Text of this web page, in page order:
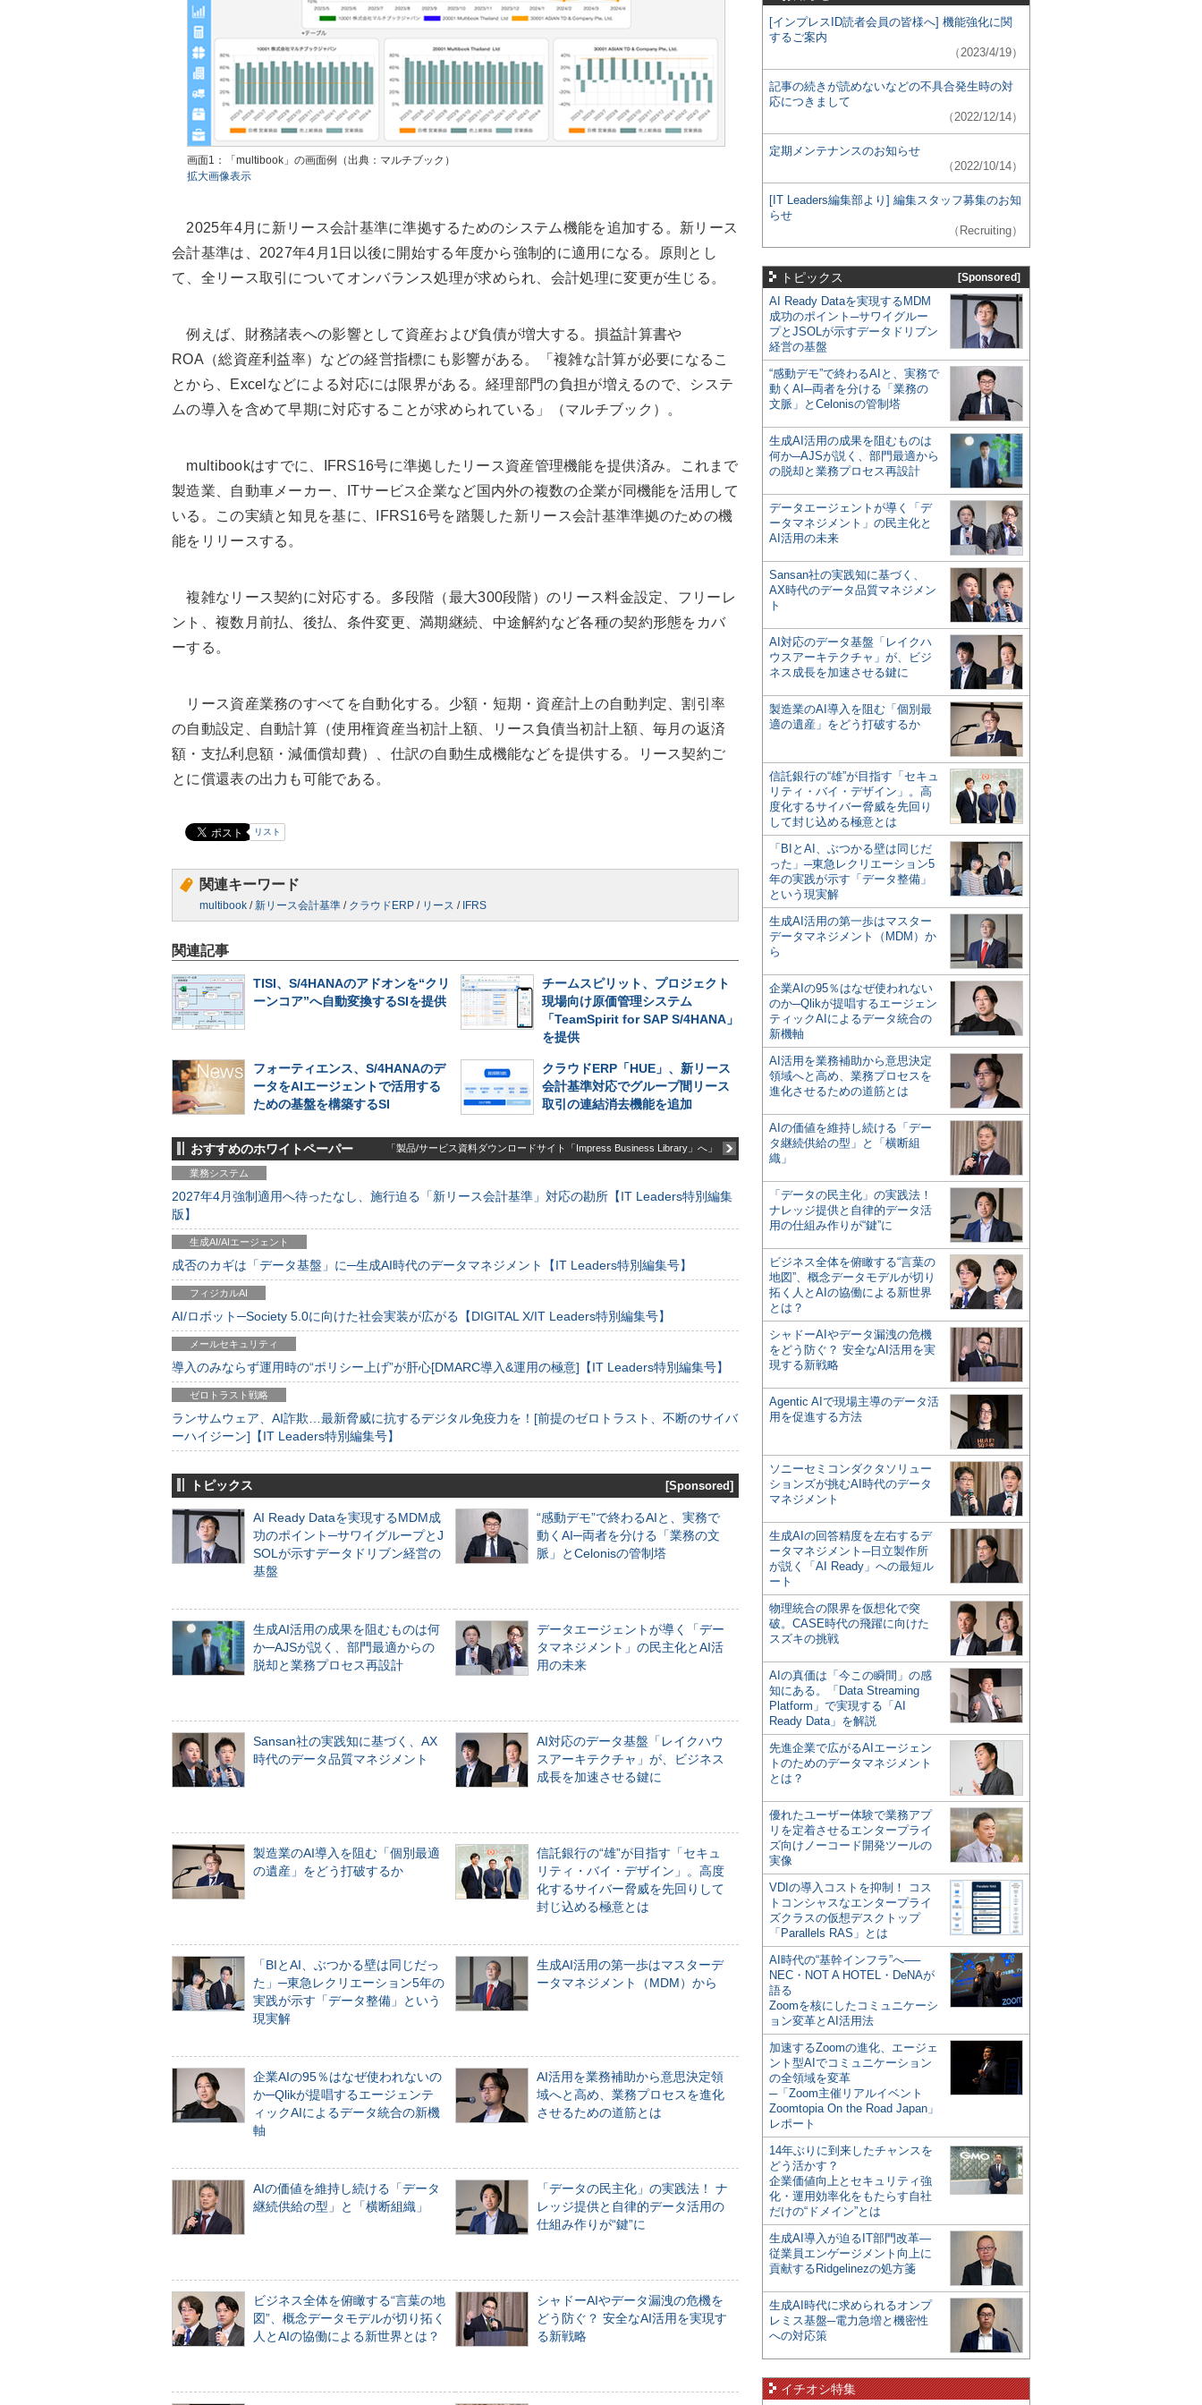
画面1：「multibook」の画面例（出典：マルチブック）
拡大画像表示
2025年4月に新リース会計基準に準拠するためのシステム機能を追加する。新リース
会計基準は、2027年4月1日以後に開始する年度から強制的に適用になる。原則とし
て、全リース取引についてオンバランス処理が求められ、会計処理に変更が生じる。
例えば、財務諸表への影響として資産および負債が増大する。損益計算書や
ROA（総資産利益率）などの経営指標にも影響がある。「複雑な計算が必要になるこ
とから、Excelなどによる対応には限界がある。経理部門の負担が増えるので、システ
ムの導入を含めて早期に対応することが求められている」（マルチブック）。
multibookはすでに、IFRS16号に準拠したリース資産管理機能を提供済み。これまで
製造業、自動車メーカー、ITサービス企業など国内外の複数の企業が同機能を活用して
いる。この実績と知見を基に、IFRS16号を踏襲した新リース会計基準準拠のための機
能をリリースする。
複雑なリース契約に対応する。多段階（最大300段階）のリース料金設定、フリーレ
ント、複数月前払、後払、条件変更、満期継続、中途解約など各種の契約形態をカバ
ーする。
リース資産業務のすべてを自動化する。少額・短期・資産計上の自動判定、割引率
の自動設定、自動計算（使用権資産当初計上額、リース負債当初計上額、毎月の返済
額・支払利息額・減価償却費）、仕訳の自動生成機能などを提供する。リース契約ご
とに償還表の出力も可能である。
リスト
関連キーワード
multibook /新リース会計基準 / クラウドERP / リース / IFRS
関連記事
TISI、S/4HANAのアドオンを“クリ
ーンコア”へ自動変換するSIを提供
チームスピリット、プロジェクト
現場向け原価管理システム
「TeamSpirit for SAP S/4HANA」
を提供
フォーティエンス、S/4HANAのデ
ータをAIエージェントで活用する
ための基盤を構築するSI
クラウドERP「HUE」、新リース
会計基準対応でグループ間リース
取引の連結消去機能を追加
おすすめのホワイトペーパー 「製品/サービス資料ダウンロードサイト「Impress Business Library」へ」
業務システム
2027年4月強制適用へ待ったなし、施行迫る「新リース会計基準」対応の勘所【IT Leaders特別編集
版】
生成AI/AIエージェント
成否のカギは「データ基盤」に─生成AI時代のデータマネジメント【IT Leaders特別編集号】
フィジカルAI
AI/ロボット─Society 5.0に向けた社会実装が広がる【DIGITAL X/IT Leaders特別編集号】
メールセキュリティ
導入のみならず運用時の“ポリシー上げ”が肝心[DMARC導入&運用の極意]【IT Leaders特別編集号】
ゼロトラスト戦略
ランサムウェア、AI詐欺…最新脅威に抗するデジタル免疫力を！[前提のゼロトラスト、不断のサイバ
ーハイジーン]【IT Leaders特別編集号】
トピックス [Sponsored]
AI Ready Dataを実現するMDM成
功のポイント─サワイグループとJ
SOLが示すデータドリブン経営の
基盤
“感動デモ”で終わるAIと、実務で
動くAI─両者を分ける「業務の文
脈」とCelonisの管制塔
生成AI活用の成果を阻むものは何
か─AJSが説く、部門最適からの
脱却と業務プロセス再設計
データエージェントが導く「デー
タマネジメント」の民主化とAI活
用の未来
Sansan社の実践知に基づく、AX
時代のデータ品質マネジメント
AI対応のデータ基盤「レイクハウ
スアーキテクチャ」が、ビジネス
成長を加速させる鍵に
製造業のAI導入を阻む「個別最適
の遺産」をどう打破するか
信託銀行の“雄”が目指す「セキュ
リティ・バイ・デザイン」。高度
化するサイバー脅威を先回りして
封じ込める極意とは
「BIとAI、ぶつかる壁は同じだっ
た」─東急レクリエーション5年の
実践が示す「データ整備」という
現実解
生成AI活用の第一歩はマスターデ
ータマネジメント（MDM）から
企業AIの95％はなぜ使われないの
か─Qlikが提唱するエージェンテ
ィックAIによるデータ統合の新機
軸
AI活用を業務補助から意思決定領
域へと高め、業務プロセスを進化
させるための道筋とは
AIの価値を維持し続ける「データ
継続供給の型」と「横断組織」
「データの民主化」の実践法！ ナ
レッジ提供と自律的データ活用の
仕組み作りが“鍵”に
ビジネス全体を俯瞰する“言葉の地
図”、概念データモデルが切り拓く
人とAIの協働による新世界とは？
シャドーAIやデータ漏洩の危機を
どう防ぐ？ 安全なAI活用を実現す
る新戦略
[インプレスID読者会員の皆様へ] 機能強化に関
するご案内
（2023/4/19）
記事の続きが読めないなどの不具合発生時の対
応につきまして
（2022/12/14）
定期メンテナンスのお知らせ
（2022/10/14）
[IT Leaders編集部より] 編集スタッフ募集のお知
らせ
（Recruiting）
トピックス [Sponsored]
AI Ready Dataを実現するMDM
成功のポイント─サワイグルー
プとJSOLが示すデータドリブン
経営の基盤
“感動デモ”で終わるAIと、実務で
動くAI─両者を分ける「業務の
文脈」とCelonisの管制塔
生成AI活用の成果を阻むものは
何か─AJSが説く、部門最適から
の脱却と業務プロセス再設計
データエージェントが導く「デ
ータマネジメント」の民主化と
AI活用の未来
Sansan社の実践知に基づく、
AX時代のデータ品質マネジメン
ト
AI対応のデータ基盤「レイクハ
ウスアーキテクチャ」が、ビジ
ネス成長を加速させる鍵に
製造業のAI導入を阻む「個別最
適の遺産」をどう打破するか
信託銀行の“雄”が目指す「セキュ
リティ・バイ・デザイン」。高
度化するサイバー脅威を先回り
して封じ込める極意とは
「BIとAI、ぶつかる壁は同じだ
った」─東急レクリエーション5
年の実践が示す「データ整備」
という現実解
生成AI活用の第一歩はマスター
データマネジメント（MDM）か
ら
企業AIの95％はなぜ使われない
のか─Qlikが提唱するエージェン
ティックAIによるデータ統合の
新機軸
AI活用を業務補助から意思決定
領域へと高め、業務プロセスを
進化させるための道筋とは
AIの価値を維持し続ける「デー
タ継続供給の型」と「横断組
織」
「データの民主化」の実践法！
ナレッジ提供と自律的データ活
用の仕組み作りが“鍵”に
ビジネス全体を俯瞰する“言葉の
地図”、概念データモデルが切り
拓く人とAIの協働による新世界
とは？
シャドーAIやデータ漏洩の危機
をどう防ぐ？ 安全なAI活用を実
現する新戦略
Agentic AIで現場主導のデータ活
用を促進する方法
ソニーセミコンダクタソリュー
ションズが挑むAI時代のデータ
マネジメント
生成AIの回答精度を左右するデ
ータマネジメント─日立製作所
が説く「AI Ready」への最短ル
ート
物理統合の限界を仮想化で突
破。CASE時代の飛躍に向けた
スズキの挑戦
AIの真価は「今この瞬間」の感
知にある。「Data Streaming
Platform」で実現する「AI
Ready Data」を解説
先進企業で広がるAIエージェン
トのためのデータマネジメント
とは？
優れたユーザー体験で業務アプ
リを定着させるエンタープライ
ズ向けノーコード開発ツールの
実像
VDIの導入コストを抑制！ コス
トコンシャスなエンタープライ
ズクラスの仮想デスクトップ
「Parallels RAS」とは
AI時代の“基幹インフラ”へ──
NEC・NOT A HOTEL・DeNAが
語る
Zoomを核にしたコミュニケーシ
ョン変革とAI活用法
加速するZoomの進化、エージェ
ント型AIでコミュニケーション
の全領域を変革
─「Zoom主催リアルイベント
Zoomtopia On the Road Japan」
レポート
14年ぶりに到来したチャンスを
どう活かす？
企業価値向上とセキュリティ強
化・運用効率化をもたらす自社
だけの“ドメイン”とは
生成AI導入が迫るIT部門改革―
従業員エンゲージメント向上に
貢献するRidgelinezの処方箋
生成AI時代に求められるオンプ
レミス基盤─電力急増と機密性
への対応策
イチオシ特集